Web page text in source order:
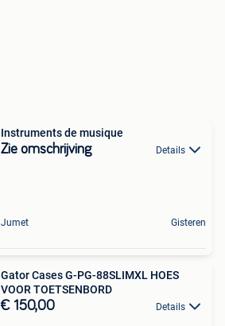
Instruments de musique
Zie omschrijving Details
Jumet Gisteren
Gator Cases G-PG-88SLIMXL HOES
VOOR TOETSENBORD
€ 150,00 Details